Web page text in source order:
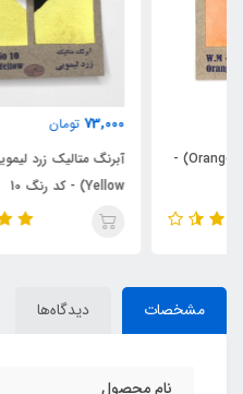
آبرنگ متالیک زرد لیمویی (Lemon
مشخصات دیدگاه‌ها
نام محصول